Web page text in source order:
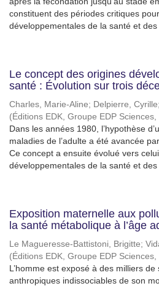
constituent des périodes critiques
développementales de la santé et des
Le concept des origines
santé : Évolution sur trois
Charles, Marie-Aline; Delpierre, Cyrille;
(Éditions EDK, Groupe EDP Sciences,
Dans les années 1980, l’hypothèse
maladies de l’adulte a été avancée
Ce concept a ensuite évolué vers
développementales de la santé et des
Exposition maternelle aux
la santé métabolique à l’âge
Le Magueresse-Battistoni, Brigitte;
(Éditions EDK, Groupe EDP Sciences,
L’homme est exposé à des milliers
anthropiques indissociables de son